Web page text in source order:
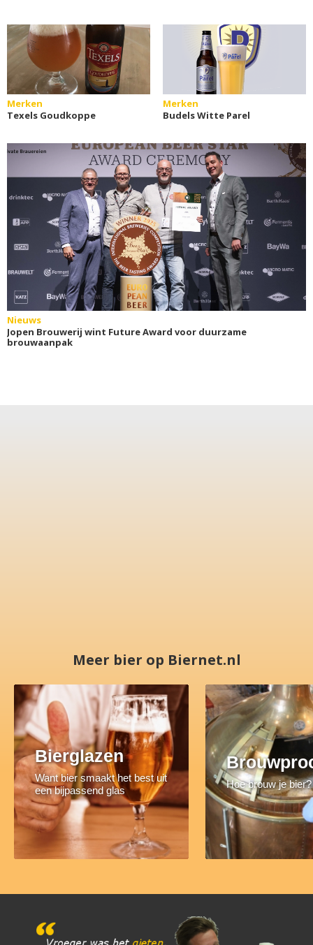
Merken
Texels Goudkoppe
Merken
Budels Witte Parel
Nieuws
Jopen Brouwerij wint Future Award voor duurzame
brouwaanpak
Meer bier op Biernet.nl
Bierglazen
Want bier smaakt het best uit
een bijpassend glas
Hoe brouw je bier?